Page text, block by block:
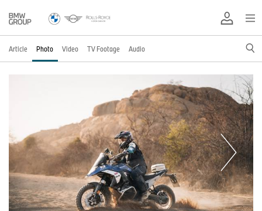
Article Photo Video TV Footage Audio